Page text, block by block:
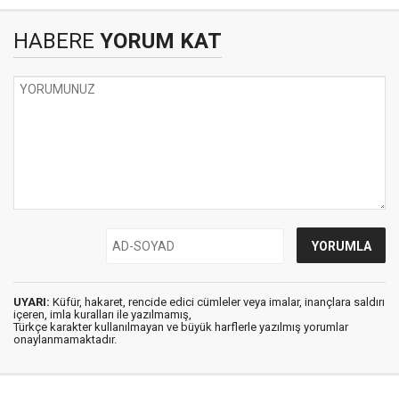
HABERE YORUM KAT
UYARI: Küfür, hakaret, rencide edici cümleler veya imalar, inançlara saldırı
içeren, imla kuralları ile yazılmamış,
Türkçe karakter kullanılmayan ve büyük harflerle yazılmış yorumlar
onaylanmamaktadır.